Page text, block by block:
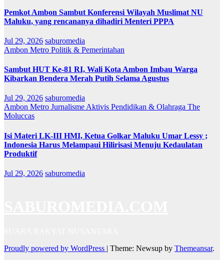
Pemkot Ambon Sambut Konferensi Wilayah Muslimat NU
Maluku, yang rencananya dihadiri Menteri PPPA
Jul 29, 2026 saburomedia
Ambon Metro Politik & Pemerintahan
Sambut HUT Ke-81 RI, Wali Kota Ambon Imbau Warga
Kibarkan Bendera Merah Putih Selama Agustus
Jul 29, 2026 saburomedia
Ambon Metro Jurnalisme Aktivis Pendidikan & Olahraga The
Moluccas
Isi Materi LK-III HMI, Ketua Golkar Maluku Umar Lessy ;
Indonesia Harus Melampaui Hilirisasi Menuju Kedaulatan
Produktif
Jul 29, 2026 saburomedia
Proudly powered by WordPress | Theme: Newsup by Themeansar.